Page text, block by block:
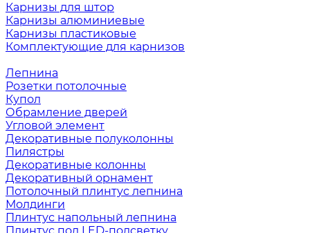
Карнизы для штор
Карнизы алюминиевые
Карнизы пластиковые
Комплектующие для карнизов
Лепнина
Розетки потолочные
Купол
Обрамление дверей
Угловой элемент
Декоративные полуколонны
Пилястры
Декоративные колонны
Декоративный орнамент
Потолочный плинтус лепнина
Молдинги
Плинтус напольный лепнина